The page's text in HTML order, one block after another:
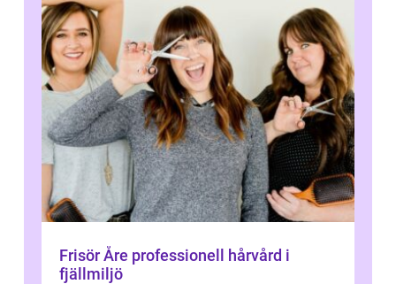
Frisör Åre professionell hårvård i
fjällmiljö